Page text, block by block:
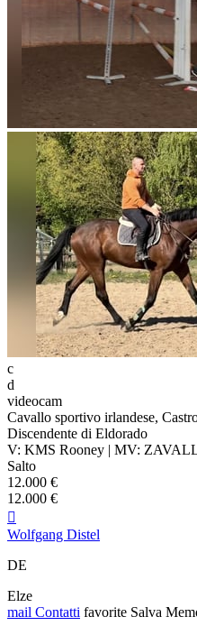
c
d
videocam
Cavallo sportivo irlandese,
Discendente di Eldorado
V: KMS Rooney | MV:
Salto
12.000 €
12.000 €

Wolfgang Distel
DE
Elze
mail Contatti favorite Salva